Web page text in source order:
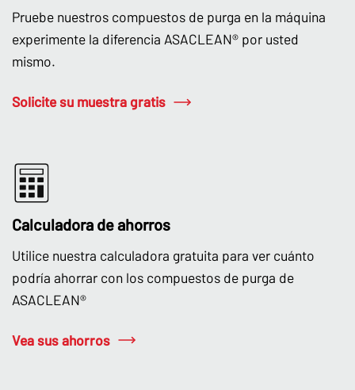
Pruebe nuestros compuestos de purga en la máquina
experimente la diferencia ASACLEAN® por usted
mismo.
Solicite su muestra gratis
Calculadora de ahorros
Utilice nuestra calculadora gratuita para ver cuánto
podría ahorrar con los compuestos de purga de
ASACLEAN®
Vea sus ahorros